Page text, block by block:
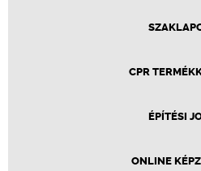
CPR
ÉPÍTÉSI
ONLINE